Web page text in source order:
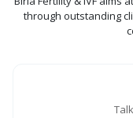
through outstanding